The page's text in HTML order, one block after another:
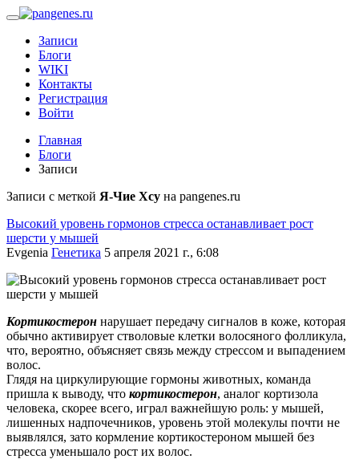
Записи
Блоги
WIKI
Контакты
Регистрация
Войти
Главная
Блоги
Записи
Записи с меткой Я-Чие Хсу на pangenes.ru
Высокий уровень гормонов стресса останавливает рост
шерсти у мышей
Evgenia Генетика 5 апреля 2021 г., 6:08
Кортикостерон нарушает передачу сигналов в коже, которая
обычно активирует стволовые клетки волосяного фолликула,
что, вероятно, объясняет связь между стрессом и выпадением
волос.
Глядя на циркулирующие гормоны животных, команда
пришла к выводу, что кортикостерон, аналог кортизола
человека, скорее всего, играл важнейшую роль: у мышей,
лишенных надпочечников, уровень этой молекулы почти не
выявлялся, зато кормление кортикостероном мышей без
стресса уменьшало рост их волос.